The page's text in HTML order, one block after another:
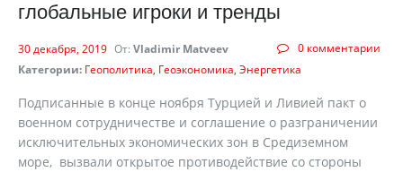
глобальные игроки и тренды
0 комментарии
30 декабря, 2019 От: Vladimir Matveev
Категории: Геополитика Геоэкономика Энергетика
Подписанные в конце ноября Турцией и Ливией пакт о
военном сотрудничестве и соглашение о разграничении
исключительных экономических зон в Средиземном
море, вызвали открытое противодействие со стороны